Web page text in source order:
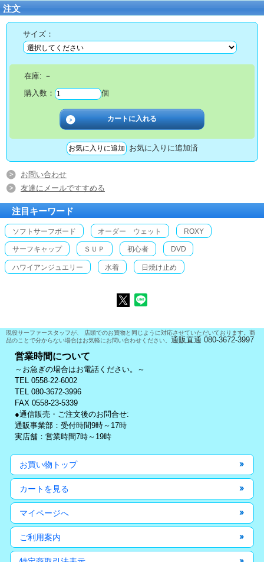
注文
サイズ：
在庫: －
購入数：
個
お気に入りに追加済
お問い合わせ
友達にメールですすめる
注目キーワード
ソフトサーフボード オーダー ウェット ROXY
サーフキャップ ＳＵＰ 初心者 DVD
ハワイアンジュエリー 水着 日焼け止め
現役サーファースタッフが、 店頭でのお買物と同じように対応させていただいております。商
品のことで分からない場合はお気軽にお問い合わせください。 通販直通 080-3672-3997
営業時間について
～お急ぎの場合はお電話ください。～
TEL 0558-22-6002
TEL 080-3672-3996
FAX 0558-23-5339
●通信販売・ご注文後のお問合せ:
通販事業部：受付時間9時～17時
実店舗：営業時間7時～19時
お買い物トップ
カートを見る
マイページへ
ご利用案内